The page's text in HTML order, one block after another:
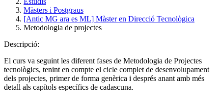
Màsters i Postgraus
[Antic MG ara es ML] Màster en Direcció Tecnològica
Metodologia de projectes
Descripció:
El curs va seguint les diferent fases de Metodologia de Projectes
tecnològics, tenint en compte el cicle complet de desenvolupament
dels projectes, primer de forma genèrica i després anant amb més
detall als capítols específics de cadascuna.